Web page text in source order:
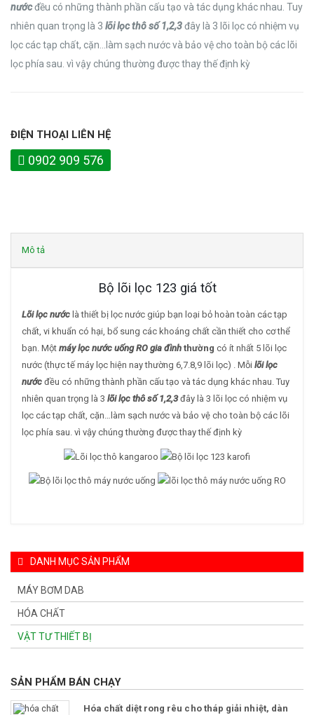
nướcđều có những thành phần cấu tạo và tác dụng khác nhau. Tuy
nhiên quan trọng là 3 lõi lọc thô số 1,2,3đây là 3 lõi lọc có nhiệm vụ
lọc các tạp chất, cặn…làm sạch nước và bảo vệ cho toàn bộ các lõi
lọc phía sau. vì vậy chúng thường được thay thế định kỳ
ĐIỆN THOẠI LIÊN HỆ
0902 909 576
Mô tả
Bộ lõi lọc 123 giá tốt
Lõi lọc nước là thiết bị lọc nước giúp bạn loại bỏ hoàn toàn các tạp
chất, vi khuẩn có hại, bổ sung các khoáng chất cần thiết cho cơ thể
bạn. Một máy lọc nước uống RO gia đình thường có ít nhất 5 lõi lọc
nước (thực tế máy lọc hiện nay thường 6,7.8,9 lõi lọc) . Mỗi lõi lọc
nước đều có những thành phần cấu tạo và tác dụng khác nhau. Tuy
nhiên quan trọng là 3 lõi lọc thô số 1,2,3đây là 3 lõi lọc có nhiệm vụ
lọc các tạp chất, cặn…làm sạch nước và bảo vệ cho toàn bộ các lõi
lọc phía sau. vì vậy chúng thường được thay thế định kỳ
DANH MỤC SẢN PHẨM
MÁY BƠM DAB
HÓA CHẤT
VẬT TƯ THIẾT BỊ
SẢN PHẨM BÁN CHẠY
Hóa chất diệt rong rêu cho tháp giải nhiệt, dàn